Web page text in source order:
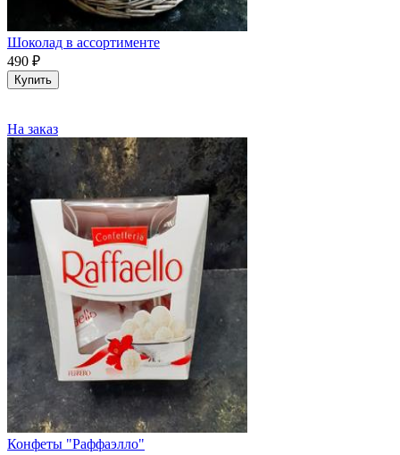
Шоколад в ассортименте
490 ₽
Купить
На заказ
Конфеты "Раффаэлло"